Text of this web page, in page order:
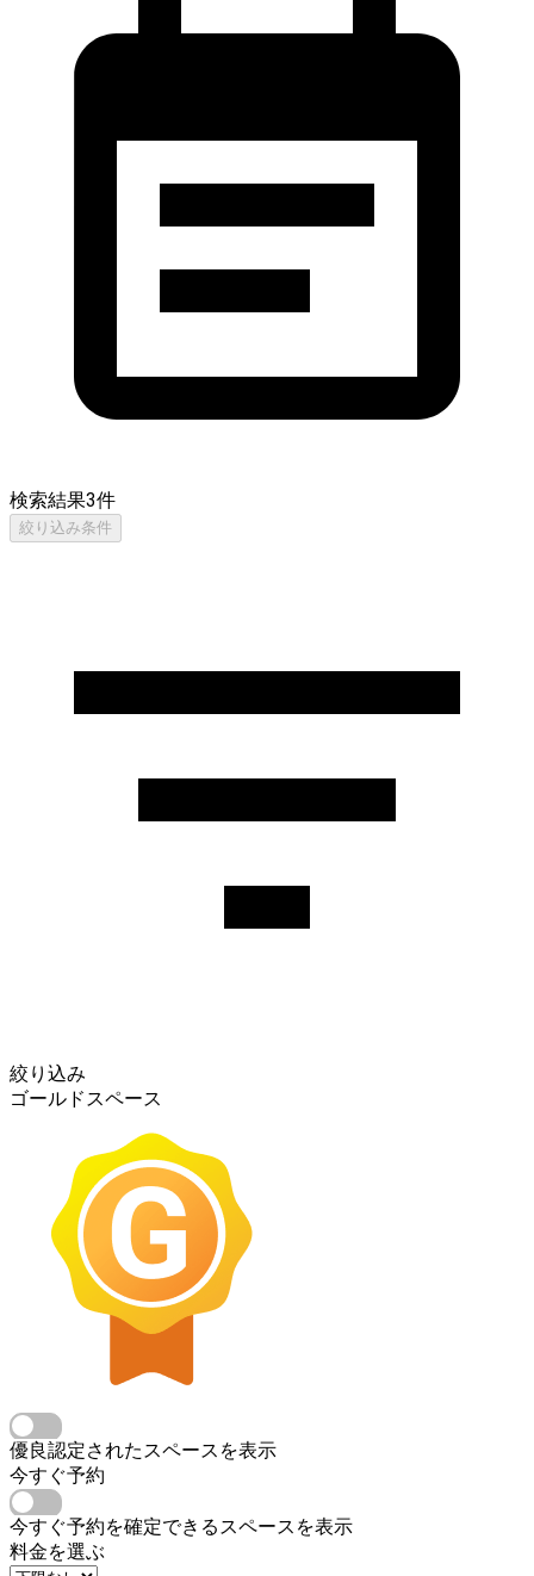
検索結果3件
絞り込み条件
絞り込み
ゴールドスペース
優良認定されたスペースを表示
今すぐ予約
今すぐ予約を確定できるスペースを表示
料金を選ぶ